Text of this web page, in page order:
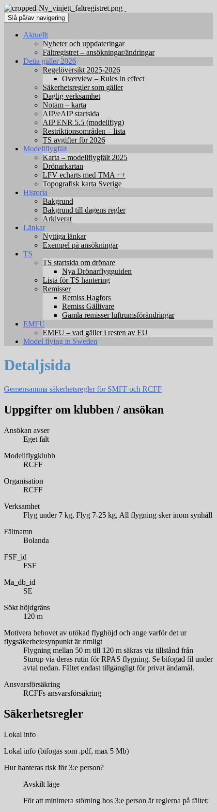
Slå på/av navigering
Aktuellt
Nyheter och uppdateringar
Fältregistret – ansökningar/ändringar
Detta gäller 2026
Regelöversikt 2025-2026
Overview – Rules in effect
Säkerhetsregler som gäller
Daglig verksamhet
Notam – karta
AIP/eAIP startsida
AIP ENR 5.5 (modellflyg)
Restriktionsområden – lista
TS avgifter för 2026
Modellflygfält
Karta – modellflygfält 2025
Drönarkartan
LFV echarts med TMA ++
Topografisk karta Sverige
Historia
Bakgrund
Bakgrund till dagens regler
Arkiverat
Länkar
Nyttiga länkar
Exempel på ansökningar
TS
TS startsida om drönare
Nya Drönarflygguiden
Lista för TS hantering
Remisser
Remiss Hagfors
Remiss Gällivare
Gamla remisser luftrumsförändringar
EMFU
EMFU – vad gäller i resten av EU
Model flying in Sweden
Detaljsida
Gemensamma säkerhetsregler för SMFF och RCFF
Uppgifter om klubben / ansökan
Ansökan avser
Eget fält
Modellflygklubb
RCFF
Organisation
RCFF
Verksamhet
Flyg under 7 kg, Flyg 7-25 kg, All flygning sker inom synhåll
Fältnamn
Bolanda
FSF_id
FSF
Ma_db_id
SE
Sökt höjdgräns
120 m
Motivera behovet av utökad flyghöjd och ange varför det ur
flygsäkerhetesynpunkt är rimligt
Flygning mellan 50 m till 120 m säkras via tillstånd från
Sturup via deras rutin för RPAS flygning. Se bifogad fil under
avtal nedan. Fältet endast tillgängligt för privat ändamål.
Ansvarsförsäkring
RCFFs ansvarsförsäkring
Säkerhetsregler
Lokal info
Lokal info (bifogas som .pdf, max 5 Mb)
Hur hanteras risk för 3:e person?
Avskilt läge
För att minimera störning hos 3:e person är reglerna på fältet: